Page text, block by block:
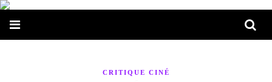
CRITIQUE CINÉ